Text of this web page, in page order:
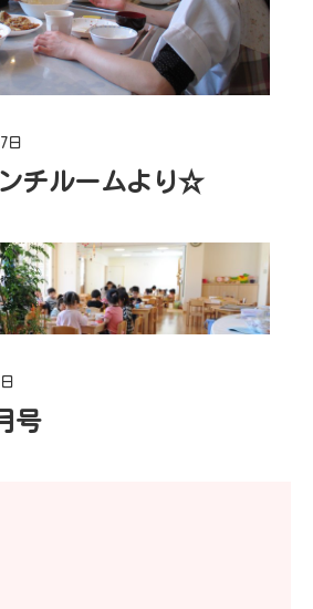
日
チルームより☆
号